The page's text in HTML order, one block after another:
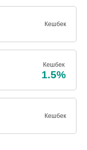
Кешбек
Кешбек
1.5%
Кешбек